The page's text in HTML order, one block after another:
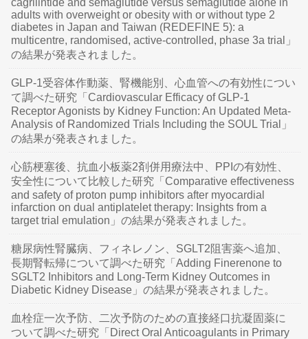
cagrilintide and semaglutide versus semaglutide alone in
adults with overweight or obesity with or without type 2
diabetes in Japan and Taiwan (REDEFINE 5): a
multicentre, randomised, active-controlled, phase 3a trial」
の結果が発表されました。
GLP-1受容体作動薬、腎機能別、心血管への有効性につい
て調べた研究「Cardiovascular Efficacy of GLP-1
Receptor Agonists by Kidney Function: An Updated Meta-
Analysis of Randomized Trials Including the SOUL Trial」
の結果が発表されました。
心筋梗塞後、抗血小板薬2剤併用療法中、PPIの有効性、
安全性について比較した研究「Comparative effectiveness
and safety of proton pump inhibitors after myocardial
infarction on dual antiplatelet therapy: Insights from a
target trial emulation」の結果が発表されました。
糖尿病性腎臓病、フィネレノン、SGLT2阻害薬へ追加、
長期腎転帰について調べた研究「Adding Finerenone to
SGLT2 Inhibitors and Long-Term Kidney Outcomes in
Diabetic Kidney Disease」の結果が発表されました。
血栓症一次予防、二次予防のための直接経口抗凝固薬に
ついて調べた研究「Direct Oral Anticoagulants in Primary